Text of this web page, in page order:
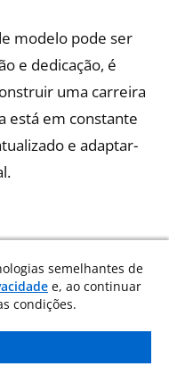
modelo pode ser
e dedicação, é
uma carreira
está em constante
e adaptar-
semelhantes de
e, ao continuar
condições.